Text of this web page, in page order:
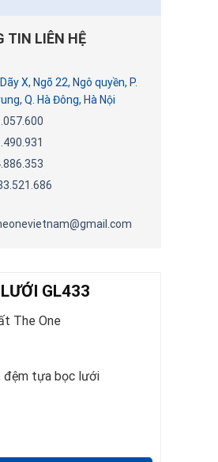
TIN LIÊN HỆ
X, Ngõ 22, Ngô quyền, P.
Q. Hà Đông, Hà Nội
GL433
The One
đệm tựa bọc lưới